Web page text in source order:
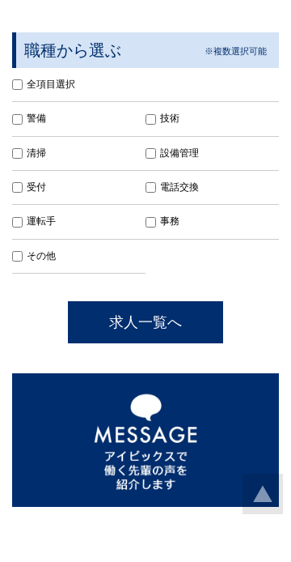
職種から選ぶ
全項目選択
警備 技術
清掃 設備管理
受付 電話交換
運転手 事務
その他
求人一覧へ